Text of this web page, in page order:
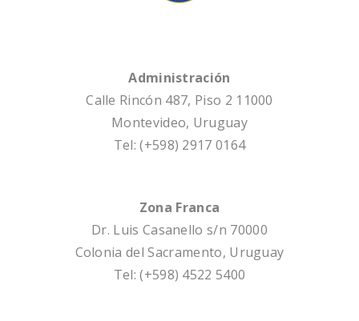
Administración
Calle Rincón 487, Piso 2 11000
Montevideo, Uruguay
Tel: (+598) 2917 0164
Zona Franca
Dr. Luis Casanello s/n 70000
Colonia del Sacramento, Uruguay
Tel: (+598) 4522 5400